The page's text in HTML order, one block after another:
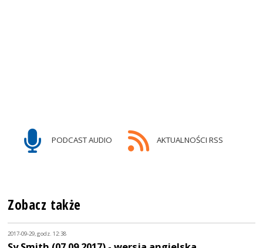
PODCAST AUDIO AKTUALNOŚCI RSS
Zobacz także
2017-09-29, godz. 12:38